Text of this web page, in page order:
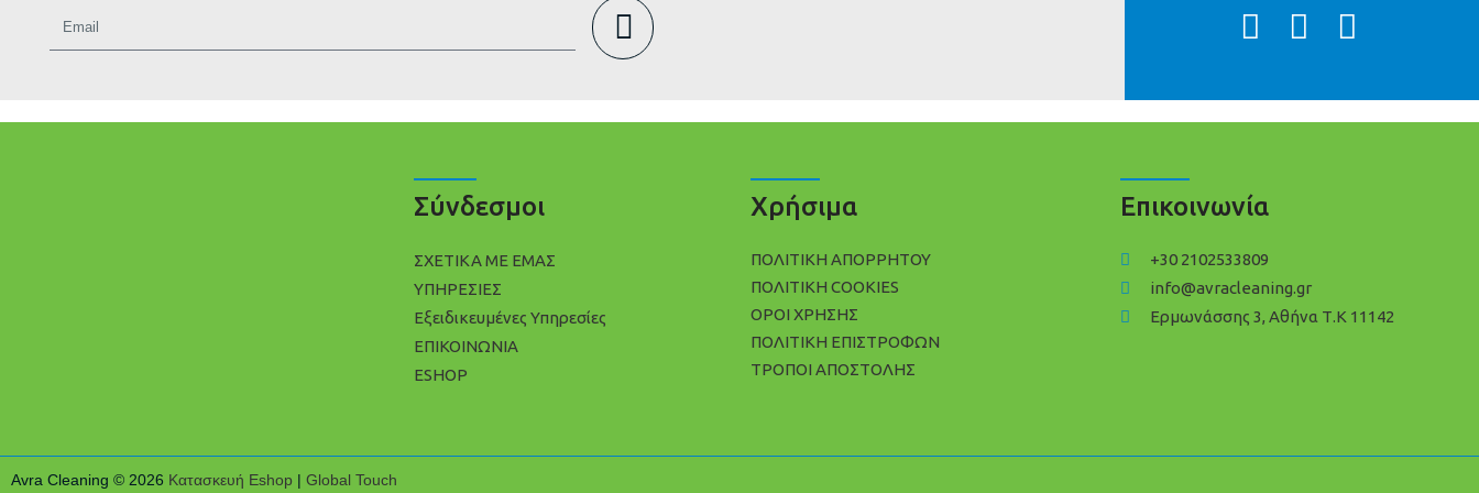
Σύνδεσμοι
ΣΧΕΤΙΚΑ ΜΕ ΕΜΑΣ
ΥΠΗΡΕΣΙΕΣ
Εξειδικευμένες Υπηρεσίες
ΕΠΙΚΟΙΝΩΝΙΑ
ESHOP
Χρήσιμα
ΠΟΛΙΤΙΚΉ ΑΠΟΡΡΉΤΟΥ
ΠΟΛΊΤΙΚΗ COOKIES
ΌΡΟΙ ΧΡΉΣΗΣ
ΠΟΛΙΤΙΚΉ ΕΠΙΣΤΡΟΦΏΝ
ΤΡΌΠΟΙ ΑΠΟΣΤΟΛΉΣ
Επικοινωνία
+30 2102533809
info@avracleaning.gr
Ερμωνάσσης 3, Αθήνα Τ.Κ 11142
Avra Cleaning © 2026 Κατασκευή Eshop | Global Touch